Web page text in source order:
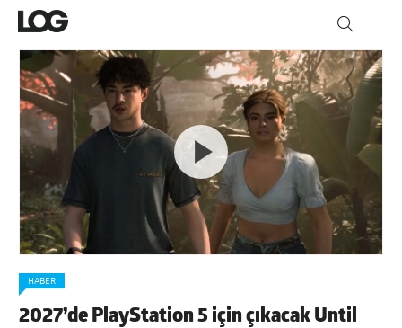
HABER
2027’de PlayStation 5 için çıkacak Until